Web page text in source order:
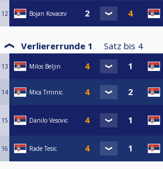
12 Bojan Kovacev
Verliererrunde 1 Satz bis 4
13 Milos Beljin
14 Mica Trninic
15 Danilo Vesovic
16 Rade Tesic